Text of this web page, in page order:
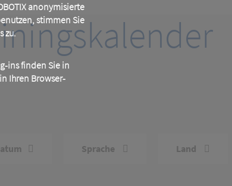
anonymisierte
stimmen Sie
zu.
ins finden Sie in
Ihren Browser-
Sprache Land